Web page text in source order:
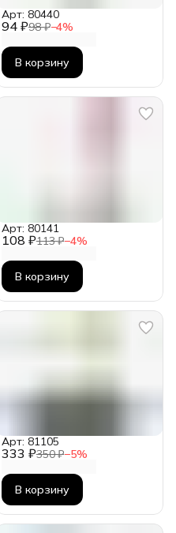
94 ₽98 ₽−4%
Арт: 80440
В корзину
108 ₽113 ₽−4%
Арт: 80141
В корзину
333 ₽350 ₽−5%
Арт: 81105
В корзину